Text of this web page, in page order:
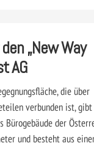
„New Way
AG
die über
verbunden ist, gibt
Bürogebäude der
und besteht aus